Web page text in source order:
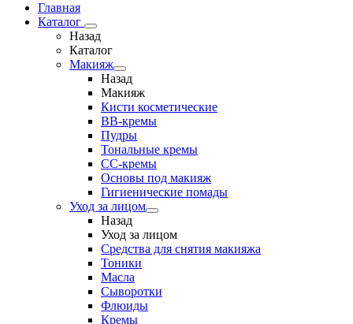
Главная
Каталог
Назад
Каталог
Макияж
Назад
Макияж
Кисти косметические
BB-кремы
Пудры
Тональные кремы
CC-кремы
Основы под макияж
Гигиенические помады
Уход за лицом
Назад
Уход за лицом
Средства для снятия макияжа
Тоники
Масла
Сыворотки
Флюиды
Кремы